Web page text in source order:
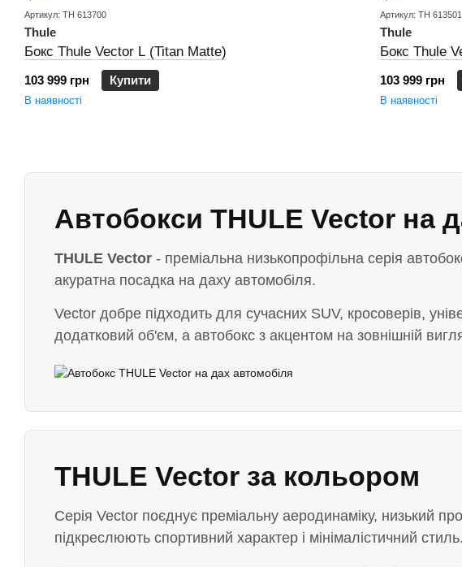
Автобокси THULE Vector на
THULE Vector - преміальна низькопрофільна серія
акуратна посадка на даху автомобіля.
Vector добре підходить для сучасних SUV, кросоверів,
додатковий об'єм, а автобокс з акцентом на зовнішній
THULE Vector за кольором
Серія Vector поєднує преміальну аеродинаміку, низький
підкреслюють спортивний характер і мінімалістичний стиль.
Артикул: TH 613700
Thule
Бокс Thule Vector L (Titan Matte)
103 999 грн Купити
В наявності
Артикул: TH 613501
Thule
Бокс Thule
103 999 грн
В наявності